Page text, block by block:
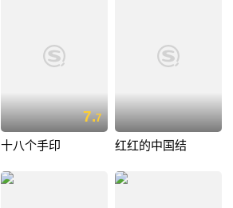
7.7
十八个手印 红红的中国结